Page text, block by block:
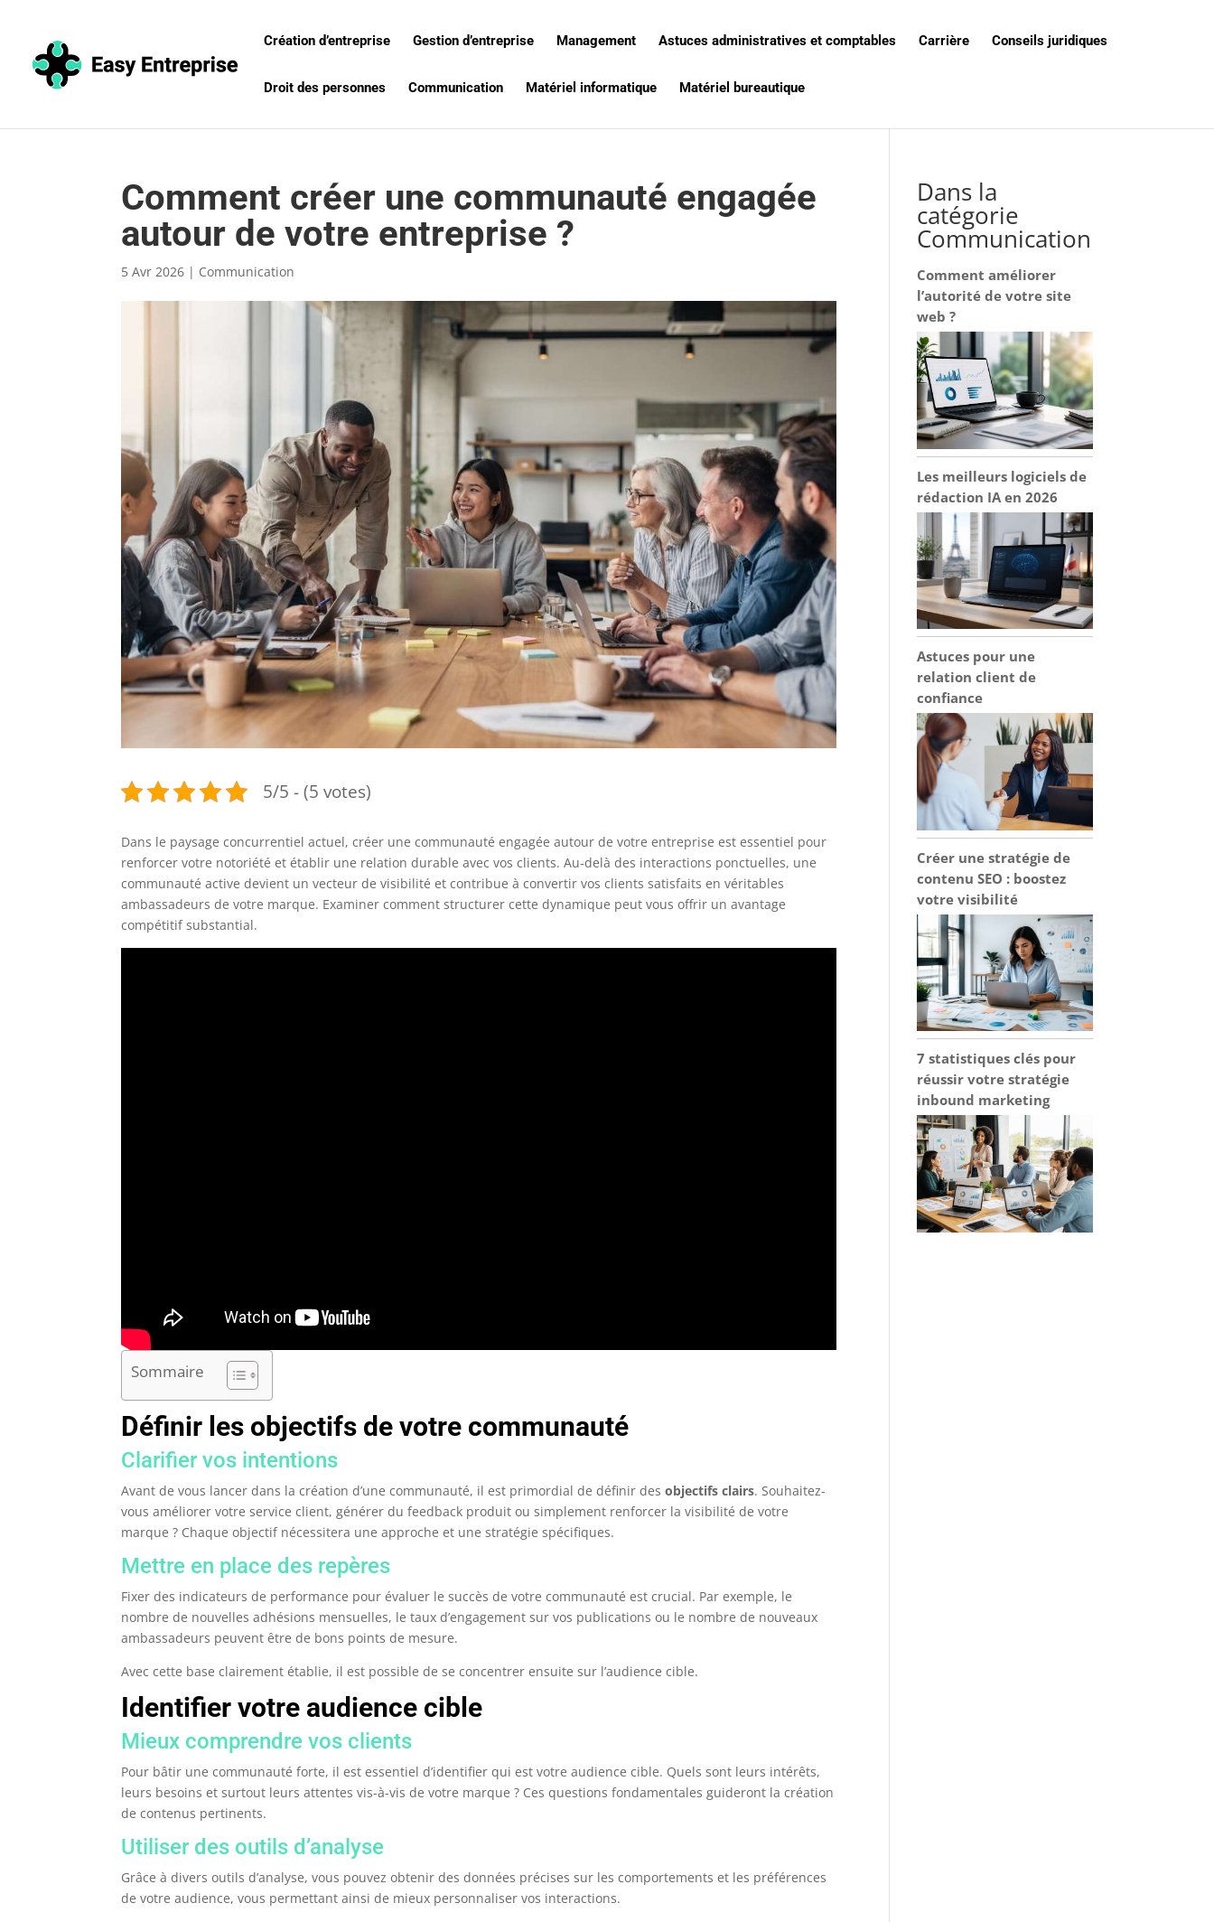
Création d’entreprise Gestion d’entreprise Management Astuces administratives et comptables Carrière Conseils juridiques
Droit des personnes Communication Matériel informatique Matériel bureautique
Comment créer une communauté engagée
autour de votre entreprise ?
5 Avr 2026 | Communication
5/5 - (5 votes)
Dans le paysage concurrentiel actuel, créer une communauté engagée autour de votre entreprise est essentiel pour
renforcer votre notoriété et établir une relation durable avec vos clients. Au-delà des interactions ponctuelles, une
communauté active devient un vecteur de visibilité et contribue à convertir vos clients satisfaits en véritables
ambassadeurs de votre marque. Examiner comment structurer cette dynamique peut vous offrir un avantage
compétitif substantial.
Sommaire
Définir les objectifs de votre communauté
Clarifier vos intentions
Avant de vous lancer dans la création d’une communauté, il est primordial de définir desobjectifs clairs. Souhaitez-
vous améliorer votre service client, générer du feedback produit ou simplement renforcer la visibilité de votre
marque ? Chaque objectif nécessitera une approche et une stratégie spécifiques.
Mettre en place des repères
Fixer des indicateurs de performance pour évaluer le succès de votre communauté est crucial. Par exemple, le
nombre de nouvelles adhésions mensuelles, le taux d’engagement sur vos publications ou le nombre de nouveaux
ambassadeurs peuvent être de bons points de mesure.
Avec cette base clairement établie, il est possible de se concentrer ensuite sur l’audience cible.
Identifier votre audience cible
Mieux comprendre vos clients
Pour bâtir une communauté forte, il est essentiel d’identifier qui est votre audience cible. Quels sont leurs intérêts,
leurs besoins et surtout leurs attentes vis-à-vis de votre marque ? Ces questions fondamentales guideront la création
de contenus pertinents.
Utiliser des outils d’analyse
Grâce à divers outils d’analyse, vous pouvez obtenir des données précises sur les comportements et les préférences
de votre audience, vous permettant ainsi de mieux personnaliser vos interactions.
Dans la
catégorie
Communication
Comment améliorer
l’autorité de votre site
web ?
Les meilleurs logiciels de
rédaction IA en 2026
Astuces pour une
relation client de
confiance
Créer une stratégie de
contenu SEO : boostez
votre visibilité
7 statistiques clés pour
réussir votre stratégie
inbound marketing